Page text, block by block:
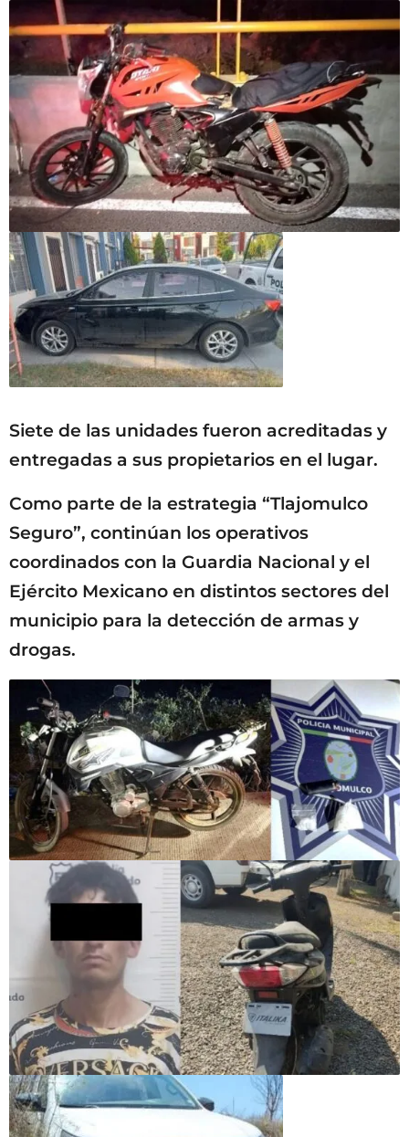
Siete de las unidades fueron acreditadas y
entregadas a sus propietarios en el lugar.
Como parte de la estrategia “Tlajomulco
Seguro”, continúan los operativos
coordinados con la Guardia Nacional y el
Ejército Mexicano en distintos sectores del
municipio para la detección de armas y
drogas.